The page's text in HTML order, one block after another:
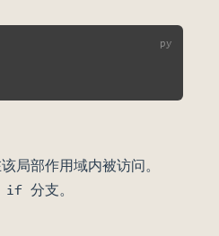
部作用域内被访问。
if 分支。